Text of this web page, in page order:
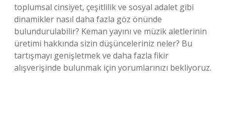
toplumsal cinsiyet, çeşitlilik ve sosyal adalet gibi
dinamikler nasıl daha fazla göz önünde
bulundurulabilir? Keman yayını ve müzik aletlerinin
üretimi hakkında sizin düşünceleriniz neler? Bu
tartışmayı genişletmek ve daha fazla fikir
alışverişinde bulunmak için yorumlarınızı bekliyoruz.